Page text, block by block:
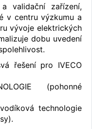
validační zařízení,
v centru výzkumu a
vývoje elektrických
dobu uvedení
řešení pro IVECO
(pohonné
technologie